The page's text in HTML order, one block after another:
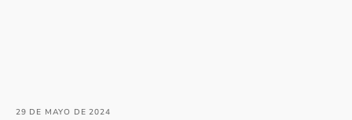
29 DE MAYO DE 2024